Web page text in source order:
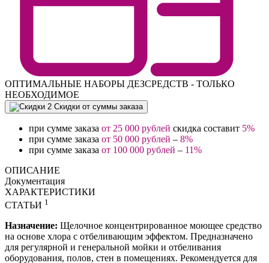
ОПТИМАЛЬНЫЕ НАБОРЫ ДЕЗСРЕДСТВ - ТОЛЬКО
НЕОБХОДИМОЕ
Скидки от суммы заказа
при сумме заказа от 25 000 рублей скидка составит 5%
при сумме заказа от 50 000 рублей – 8%
при сумме заказа от 100 000 рублей – 11%
ОПИСАНИЕ
Документация
ХАРАКТЕРИСТИКИ
СТАТЬИ 1
Назначение: Щелочное концентрированное моющее средство
на основе хлора с отбеливающим эффектом. Предназначено
для регулярной и генеральной мойки и отбеливания
оборудования, полов, стен в помещениях. Рекомендуется для